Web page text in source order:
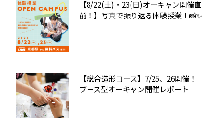
【8/22(土)・23(日)オーキャン開催直
前！】写真で振り返る体験授業！📸✨
【総合造形コース】7/25、26開催！
ブース型オーキャン開催レポート